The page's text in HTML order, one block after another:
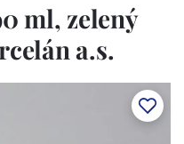
ml, zelený
a.s.